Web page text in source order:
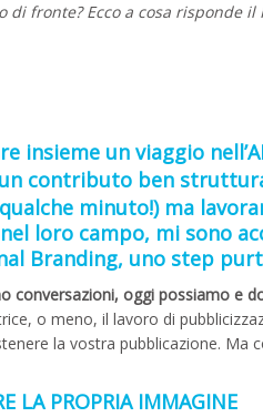
di fronte?Ecco a cosa risponde
insieme un viaggio
un contributo ben
minuto!) ma
loro campo, mi sono
Branding, uno step
conversazioni, oggi possiamo e
o meno, il lavoro di
la vostra pubblicazione. Ma
LA PROPRIA IMMAGINE